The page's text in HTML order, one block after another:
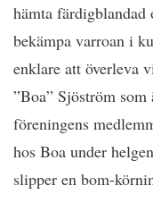
hämta
bekämpa varroan i
enklare att överleva
”Boa” Sjöström
föreningens
hos Boa under
slipper en bom-